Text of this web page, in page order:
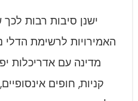
ישנן סיבות רבות
מדינה עם אדריכלות
קניות, חופים